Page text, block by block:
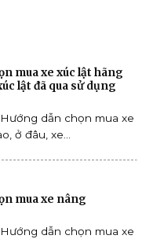
mua xe xúc lật hãng
lật đã qua sử dụng
dẫn chọn mua xe
ở đâu, xe...
mua xe nâng
dẫn chọn mua xe